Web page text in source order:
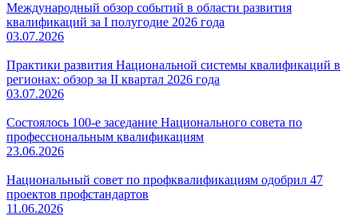
Международный обзор событий в области развития
квалификаций за I полугодие 2026 года
03.07.2026
Практики развития Национальной системы квалификаций в
регионах: обзор за II квартал 2026 года
03.07.2026
Состоялось 100-е заседание Национального совета по
профессиональным квалификациям
23.06.2026
Национальный совет по профквалификациям одобрил 47
проектов профстандартов
11.06.2026